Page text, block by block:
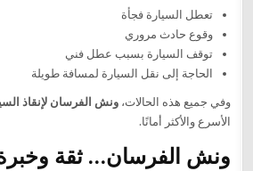
تعطل السيارة فجأة
وقوع حادث مروري
توقف السيارة بسبب عطل فني
الحاجة إلى نقل السيارة لمسافة طويلة
وفي جميع هذه الحالات،ونش الفرسان لإنقاذ
الأسرع والأكثر أمانًا.
ونش الفرسان… ثقة